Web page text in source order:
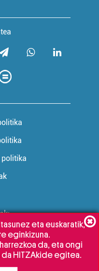
eta euskaratik,
eginkizuna.
da, eta ongi
HITZAkide egitea.